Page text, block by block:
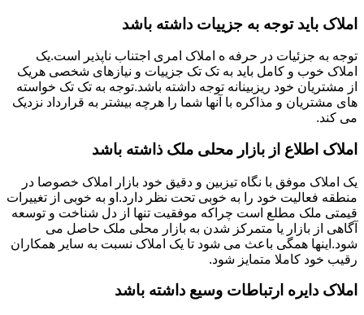
املاک باید توجه به جزییات داشته باشد
توجه به جزئیات در حرفه ه املاک امری اجتناب ناپذیر است.یک
املاک خوب و کامل باید به تک تک جزییات و نیازهای شخصی هریک
از مشتریان خود ریزبینانه توجه داشته باشد.توجه به تک تک خواسته
های مشتریان و مذاکره با آنها شما را هرچه بیشتر به قرارداد نزدیک
می کند.
املاک اطلاع از بازار محلی ملک ذاشته باشد
یک املاک موفق با نگاه تیزبین و دقیق خود بازار املاک خصوصا در
منطقه فعالیت خود را به خوبی تحت نظر دارد.او به خوبی از تغییرات
قیمتی ملک مطلع است چراکه موفقیت تنها از دل شناخت و توسعه
آگاهی از بازار یا متمرکز شدن به بازار محلی ملک حاصل می
شود.اینها همگی باعث می شود تا یک املاک نسبت به سایر همکاران
رقیب خود کاملا متمایز شود.
املاک دایره ارتباطات وسیع داشته باشد